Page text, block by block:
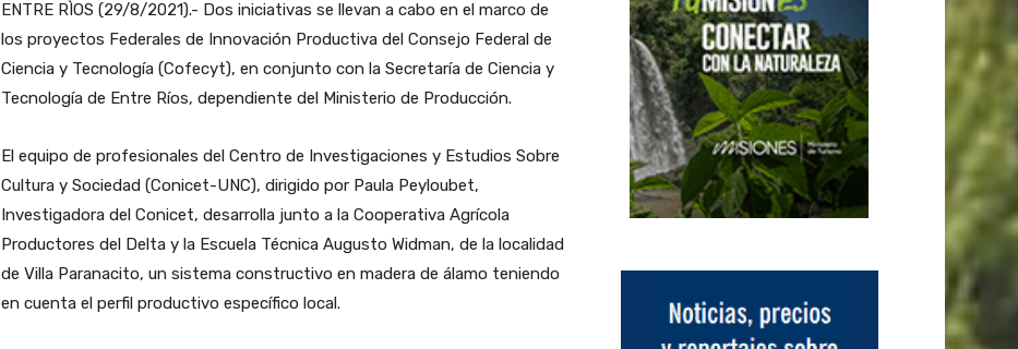
ENTRE RÌOS (29/8/2021).- Dos iniciativas se llevan a cabo en el marco de
los proyectos Federales de Innovación Productiva del Consejo Federal de
Ciencia y Tecnología (Cofecyt), en conjunto con la Secretaría de Ciencia y
Tecnología de Entre Ríos, dependiente del Ministerio de Producción.
El equipo de profesionales del Centro de Investigaciones y Estudios Sobre
Cultura y Sociedad (Conicet-UNC), dirigido por Paula Peyloubet,
Investigadora del Conicet, desarrolla junto a la Cooperativa Agrícola
Productores del Delta y la Escuela Técnica Augusto Widman, de la localidad
de Villa Paranacito, un sistema constructivo en madera de álamo teniendo
en cuenta el perfil productivo específico local.